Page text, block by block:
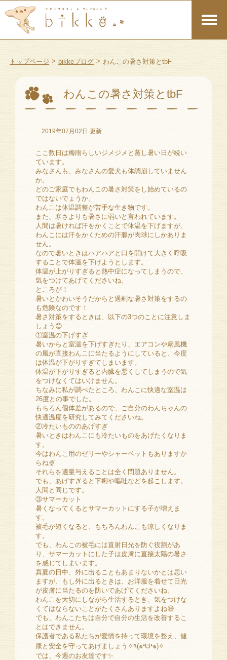
トップページ > bikkeブログ > わんこの暑さ対策とtbF
わんこの暑さ対策とtbF
…2019年07月02日 更新
ここ数日は梅雨らしいジメジメと蒸し暑い日が続い
ています。
みなさんも、みなさんの愛犬も体調崩していません
か。
どのご家庭でもわんこの暑さ対策をし始めているの
ではないでょうか。
わんこは体温調整が苦手な生き物です。
また、寒さよりも暑さに弱いと言われています。
人間は暑ければ汗をかくことで体温を下げますが、
わんこには汗をかくための汗腺が肉球にしかありま
せん。
なので暑いときはハアハアと口を開けて大きく呼吸
することで体温を下げようとします。
体温が上がりすぎると熱中症になってしまうので、
気をつけてあげてくださいね。
ところが！
暑いとかわいそうだからと過剰な暑さ対策をするの
も危険なのです！
暑さ対策をするときは、以下の3つのことに注意しま
しょう😊
①室温の下げすぎ
暑いからと室温を下げすぎたり、エアコンや扇風機
の風が直接わんこに当たるようにしていると、今度
は体温が下がりすぎてしまいます。
体温が下がりすぎると内臓を悪くしてしまうので気
をつけなくてはいけません。
ちなみに私が調べたところ、わんこに快適な室温は
26度との事でした。
もちろん個体差があるので、ご自分のわんちゃんの
快適温度を研究してみてくださいね。
②冷たいもののあげすぎ
暑いときはわんこにも冷たいものをあげたくなりま
す。
今はわんこ用のゼリーやシャーベットもありますか
らね🍨
それらを適量与えることは全く問題ありません。
でも、あげすぎると下痢や嘔吐などを起こします。
人間と同じです。
③サマーカット
暑くなってくるとサマーカットにする子が増えま
す。
被毛が短くなると、もちろんわんこも涼しくなりま
す。
でも、わんこの被毛には直射日光を防ぐ役割があ
り、サマーカットにした子は皮膚に直接太陽の暑さ
を感じてしまいます。
真夏の日中、外に出ることもあまりないかとは思い
ますが、もし外に出るときは、お洋服を着せて日光
が皮膚に当たるのを防いであげてくださいね。
わんこを大切にしながら生活するとき、気をつけな
くてはならないことがたくさんありますよね😅
でも、わんこたちは自分で自分の生活を改善するこ
とはできません。
保護者である私たちが愛情を持って環境を整え、健
康と安全を守ってあげましょう✧٩(๑❛ᗨ❛๑)✧
では、今週のお友達です✨